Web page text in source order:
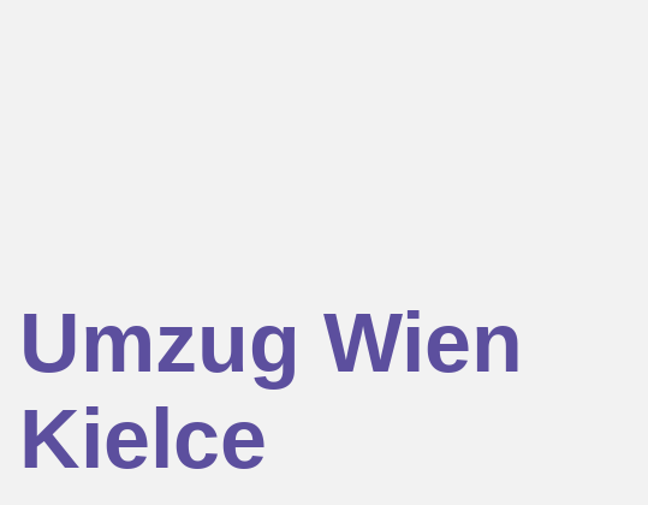
Umzug Wien
Kielce